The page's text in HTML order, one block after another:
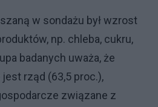
w sondażu był wzrost
np. chleba, cukru,
badanych uważa, że
rząd (63,5 proc.),
związane z